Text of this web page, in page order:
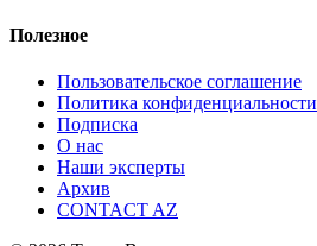
Полезное
Пользовательское соглашение
Политика конфиденциальности
Подписка
О нас
Наши эксперты
Архив
CONTACT AZ